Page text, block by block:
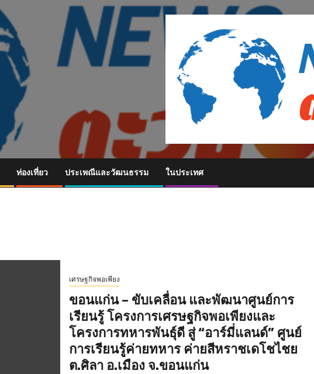
ท่องเที่ยว ประเพณีและวัฒนธรรม ในประเทศ
เศรษฐกิจพอเพียง
ขอนแก่น – ขับเคลื่อน และพัฒนาศูนย์การ
เรียนรู้ โครงการเศรษฐกิจพอเพียงและ
โครงการทหารพันธุ์ดี สู่ “อาร์มี่แลนด์” ศูนย์
การเรียนรู้ค่ายทหาร ค่ายสีหราชเดโชไชย
ต.ศิลา อ.เมือง จ.ขอนแก่น